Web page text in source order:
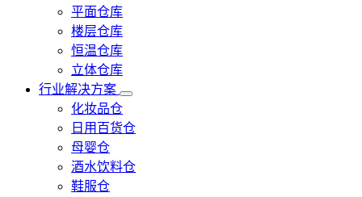
平面仓库
楼层仓库
恒温仓库
立体仓库
行业解决方案
化妆品仓
日用百货仓
母婴仓
酒水饮料仓
鞋服仓